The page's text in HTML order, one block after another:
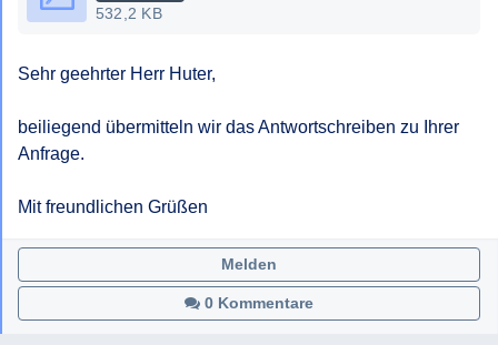
Bescheides gem § 6 NÖ AuskunftsG.
532,2 KB
Sehr geehrter Herr Huter,
beiliegend übermitteln wir das Antwortschreiben zu Ihrer
Anfrage.
Mit freundlichen Grüßen
0 Kommentare
Melden